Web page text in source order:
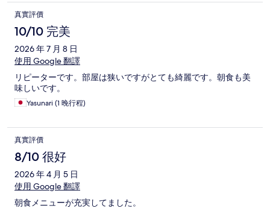
真實評價
10/10 完美
2026 年 7 月 8 日
使用 Google 翻譯
リピーターです。部屋は狭いですがとても綺麗です。朝食も美
味しいです。
Yasunari (1 晚行程)
真實評價
8/10 很好
2026 年 4 月 5 日
使用 Google 翻譯
朝食メニューが充実してました。